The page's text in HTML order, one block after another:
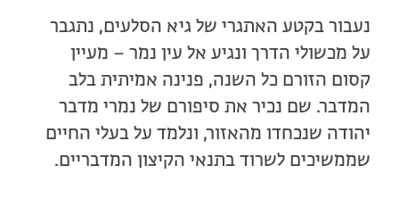
נעבור בקטע האתגרי של גיא הסלעים, נתגבר
על מכשולי הדרך ונגיע אל עין נמר – מעיין
קסום הזורם כל השנה, פנינה אמיתית בלב
המדבר. שם נכיר את סיפורם של נמרי מדבר
יהודה שנכחדו מהאזור, ונלמד על בעלי החיים
שממשיכים לשרוד בתנאי הקיצון המדבריים.